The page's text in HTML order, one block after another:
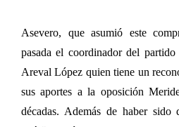
Asevero, que asumió este
pasada el coordinador del
Areval López quien tiene un
sus aportes a la oposición
décadas. Además de haber sido